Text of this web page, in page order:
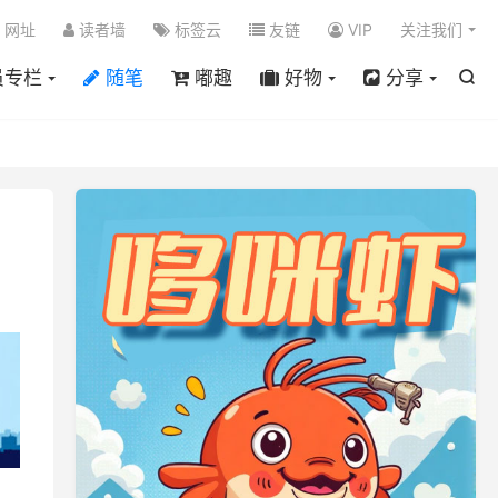

栏 随笔 嘟趣 好物 分享
网址 读者墙 标签云 友链 VIP 关注我们